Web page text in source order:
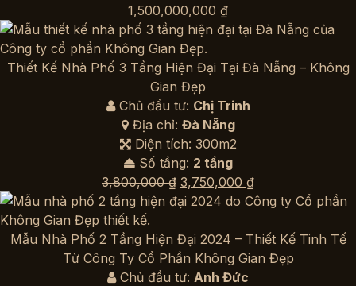
1,500,000,000 ₫
Thiết Kế Nhà Phố 3 Tầng Hiện Đại Tại Đà Nẵng – Không
Gian Đẹp
Chủ đầu tư: Chị Trinh
Địa chỉ: Đà Nẵng
Diện tích: 300m2
Số tầng: 2 tầng
3,800,000₫ Giá
gốc
3,800,000 ₫.
3,750,000 ₫Giá
hiện
là:
3,750,000 ₫.
Mẫu Nhà Phố 2 Tầng Hiện Đại 2024 – Thiết Kế Tinh Tế
Từ Công Ty Cổ Phần Không Gian Đẹp
Chủ đầu tư: Anh Đức